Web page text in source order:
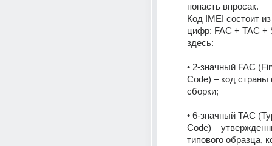
попасть впросак.
Код IMEI состоит
цифр: FAC + TAC +
здесь:
• 2-значный FAC
Code) – код
сборки;
• 6-значный TAC
Code) –
типового образца,